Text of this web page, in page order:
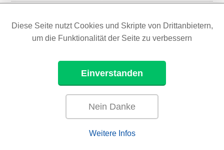
Diese Seite nutzt Cookies und Skripte von Drittanbietern,
um die Funktionalität der Seite zu verbessern
Einverstanden
Nein Danke
Weitere Infos